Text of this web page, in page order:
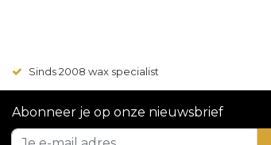
Sinds 2008 wax specialist
Abonneer je op onze nieuwsbrief